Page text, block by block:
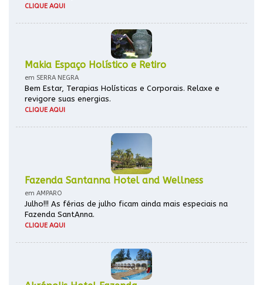
CLIQUE AQUI
Makia Espaço Holístico e Retiro
em SERRA NEGRA
Bem Estar, Terapias Holísticas e Corporais. Relaxe e
revigore suas energias.
CLIQUE AQUI
Fazenda Santanna Hotel and Wellness
em AMPARO
Julho!!! As férias de julho ficam ainda mais especiais na
Fazenda SantAnna.
CLIQUE AQUI